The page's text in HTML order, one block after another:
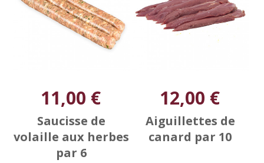
11,00 €
Saucisse de
volaille aux herbes
par 6
12,00 €
Aiguillettes de
canard par 10